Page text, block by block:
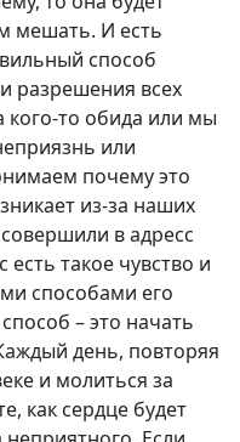
мешать. И есть
способ
разрешения всех
кого-то обида или мы
или
почему это
из-за наших
в адресс
такое чувство и
способами его
– это начать
день, повторяя
и молиться за
как сердце будет